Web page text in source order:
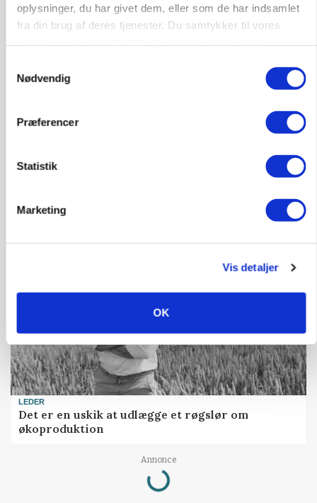
oplysninger, du har givet dem, eller som de har indsamlet
fra din brug af deres tjenester. Du samtykker til vores
Nødvendig
Præferencer
Statistik
Marketing
Vis detaljer
OK
Bekræftet: Sætter droner ind mod problemulv
LEDER
Det er en uskik at udlægge et røgslør om
økoproduktion
Annonce
Loading...